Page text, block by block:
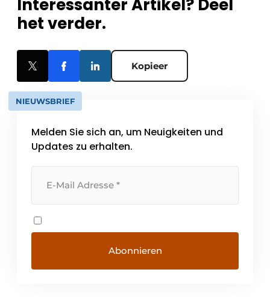
Interessanter Artikel? Deel
het verder.
Kopieer
NIEUWSBRIEF
Melden Sie sich an, um Neuigkeiten und
Updates zu erhalten.